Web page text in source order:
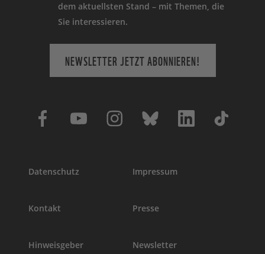
dem aktuellsten Stand – mit Themen, die
Sie interessieren.
NEWSLETTER JETZT ABONNIEREN!
Datenschutz Impressum
Kontakt Presse
Hinweisgeber Newsletter